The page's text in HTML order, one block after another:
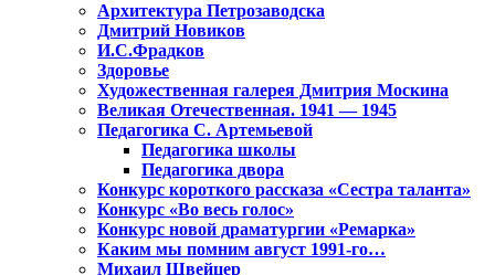
Архитектура Петрозаводска
Дмитрий Новиков
И.С.Фрадков
Здоровье
Художественная галерея Дмитрия Москина
Великая Отечественная. 1941 — 1945
Педагогика С. Артемьевой
Педагогика школы
Педагогика двора
Конкурс короткого рассказа «Сестра таланта»
Конкурс «Во весь голос»
Конкурс новой драматургии «Ремарка»
Каким мы помним август 1991-го…
Михаил Швейцер